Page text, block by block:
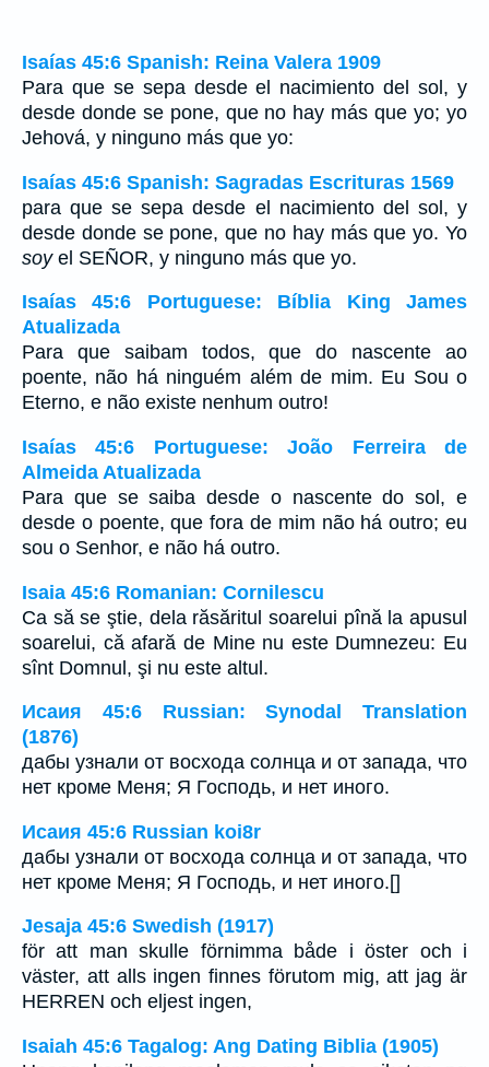
Isaías 45:6 Spanish: Reina Valera 1909
Para que se sepa desde el nacimiento del sol, y
desde donde se pone, que no hay más que yo; yo
Jehová, y ninguno más que yo:
Isaías 45:6 Spanish: Sagradas Escrituras 1569
para que se sepa desde el nacimiento del sol, y
desde donde se pone, que no hay más que yo. Yo
soyel SEÑOR, y ninguno más que yo.
Isaías 45:6 Portuguese: Bíblia King James
Atualizada
Para que saibam todos, que do nascente ao
poente, não há ninguém além de mim. Eu Sou o
Eterno, e não existe nenhum outro!
Isaías 45:6 Portuguese: João Ferreira de
Almeida Atualizada
Para que se saiba desde o nascente do sol, e
desde o poente, que fora de mim não há outro; eu
sou o Senhor, e não há outro.
Isaia 45:6 Romanian: Cornilescu
Ca să se ştie, dela răsăritul soarelui pînă la apusul
soarelui, că afară de Mine nu este Dumnezeu: Eu
sînt Domnul, şi nu este altul.
Исаия 45:6 Russian: Synodal Translation
(1876)
дабы узнали от восхода солнца и от запада, что
нет кроме Меня; Я Господь, и нет иного.
Исаия 45:6 Russian koi8r
дабы узнали от восхода солнца и от запада, что
нет кроме Меня; Я Господь, и нет иного.[]
Jesaja 45:6 Swedish (1917)
för att man skulle förnimma både i öster och i
väster, att alls ingen finnes förutom mig, att jag är
HERREN och eljest ingen,
Isaiah 45:6 Tagalog: Ang Dating Biblia (1905)